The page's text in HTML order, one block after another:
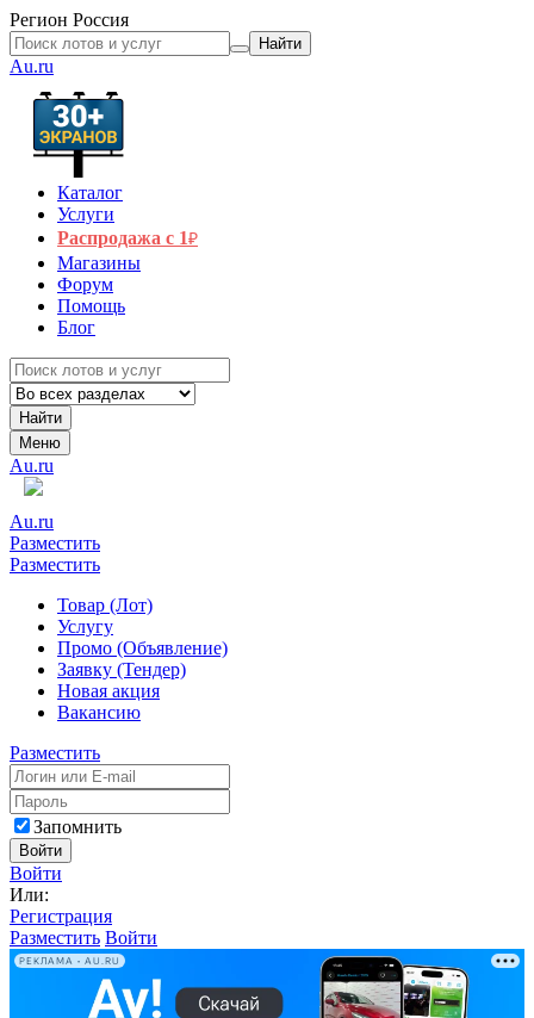
Регион Россия
Найти
Au.ru
Каталог
Услуги
Распродажа с 1₽
Магазины
Форум
Помощь
Блог
Найти
Меню
Au.ru
Au.ru
Разместить
Разместить
Товар (Лот)
Услугу
Промо (Объявление)
Заявку (Тендер)
Новая акция
Вакансию
Разместить
Запомнить
Войти
Войти
Или:
Регистрация
Разместить Войти
РЕКЛАМА • AU.RU